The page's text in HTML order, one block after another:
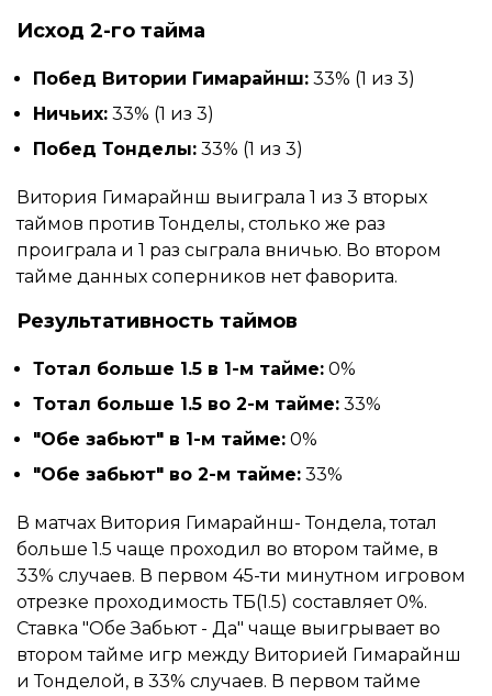
Исход 2-го тайма
Побед Витории Гимарайнш: 33% (1 из 3)
Ничьих: 33% (1 из 3)
Побед Тонделы: 33% (1 из 3)
Витория Гимарайнш выиграла 1 из 3 вторых
таймов против Тонделы, столько же раз
проиграла и 1 раз сыграла вничью. Во втором
тайме данных соперников нет фаворита.
Результативность таймов
Тотал больше 1.5 в 1-м тайме: 0%
Тотал больше 1.5 во 2-м тайме: 33%
"Обе забьют" в 1-м тайме: 0%
"Обе забьют" во 2-м тайме: 33%
В матчах Витория Гимарайнш- Тондела, тотал
больше 1.5 чаще проходил во втором тайме, в
33% случаев. В первом 45-ти минутном игровом
отрезке проходимость ТБ(1.5) составляет 0%.
Ставка "Обе Забьют - Да" чаще выигрывает во
втором тайме игр между Виторией Гимарайнш
и Тонделой, в 33% случаев. В первом тайме